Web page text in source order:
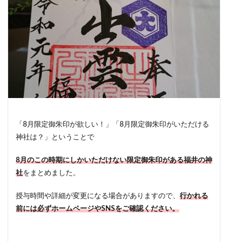
「8月限定御朱印が欲しい！」「8月限定御朱印がいただける
神社は？」ということで
8月のこの時期にしかいただけない限定御朱印がある福井の神
社をまとめました。
授与時間や詳細が変更になる場合がありますので、 行かれる
前には必ずホームページやSNSをご確認ください。